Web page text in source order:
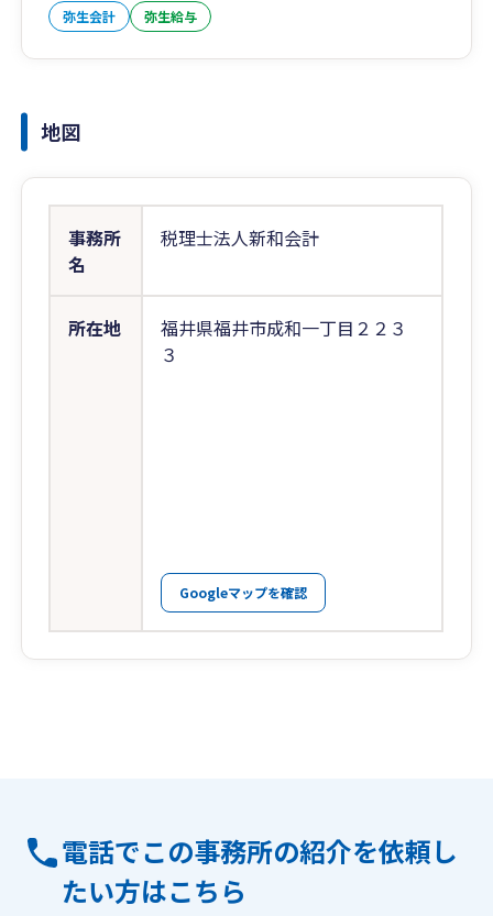
弥生会計 弥生給与
地図
事務所
名
税理士法人新和会計
所在地
福井県福井市成和一丁目２２３
３
Googleマップを確認
電話でこの事務所の紹介を依頼し
たい方はこちら